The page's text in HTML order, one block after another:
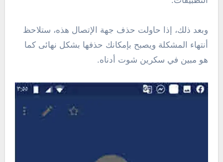
وبعد ذلك، إذا حاولت حذف جهة الإتصال هذه، ستلاحظ
أنتهاء المشكلة ويصبح بإمكانك حذفها بشكل نهائى كما
هو مبين في سكرين شوت أدناه.